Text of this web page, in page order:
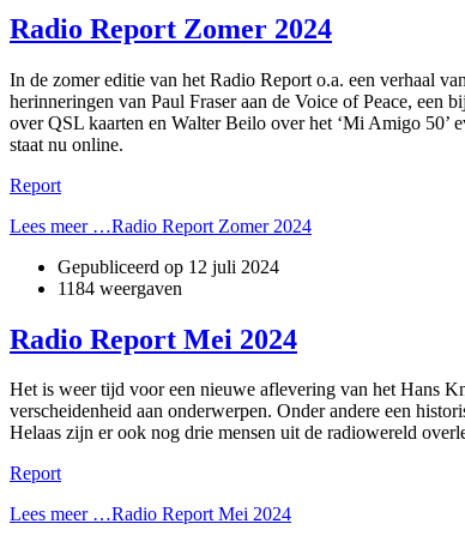
Radio Report Zomer 2024
In de zomer editie van het Radio Report o.a. een verhaal
herinneringen van Paul Fraser aan de Voice of Peace,
over QSL kaarten en Walter Beilo over het ‘Mi Amigo
staat nu online.
Report
Lees meer …Radio Report Zomer 2024
Gepubliceerd op 12 juli 2024
1184 weergaven
Radio Report Mei 2024
Het is weer tijd voor een nieuwe aflevering van het Hans
verscheidenheid aan onderwerpen. Onder andere een
Helaas zijn er ook nog drie mensen uit de radiowereld
Report
Lees meer …Radio Report Mei 2024